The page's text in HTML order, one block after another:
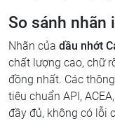
So sánh nhãn
Nhãn của dầu nhớt
chất lượng cao, chữ
đồng nhất. Các
tiêu chuẩn API,
đầy đủ, không có lỗi